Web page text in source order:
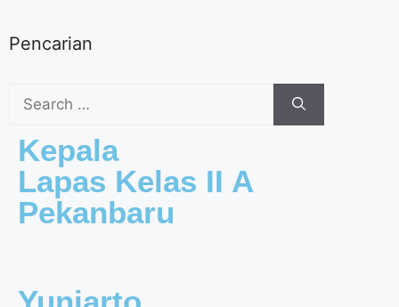
Pencarian
Kepala
Lapas Kelas II A
Pekanbaru